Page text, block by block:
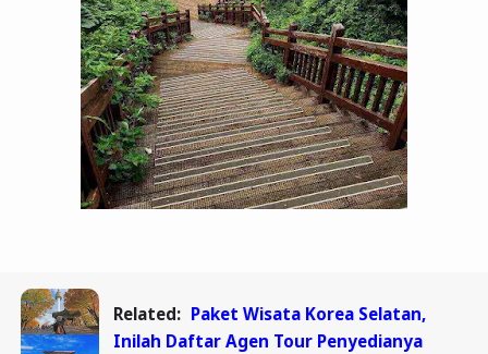
Related: Paket Wisata Korea Selatan,
Inilah Daftar Agen Tour Penyedianya